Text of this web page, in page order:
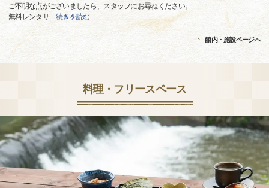
ご不明な点がございましたら、スタッフにお尋ねください。
無料レンタサ…続きを読む
館内・施設ページへ
料理・フリースペース